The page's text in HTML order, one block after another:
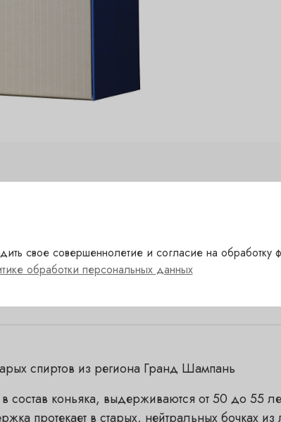
спиртов из региона Гранд Шампань
коньяка, выдерживаются от 50 до 55
протекает в старых, нейтральных бочках из
свое совершеннолетие и согласие на обработку
обработки персональных данных